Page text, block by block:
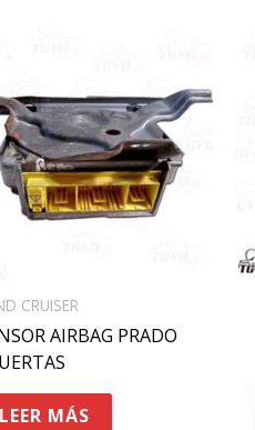
CRUISER
AIRBAG PRADO
LEER MÁS